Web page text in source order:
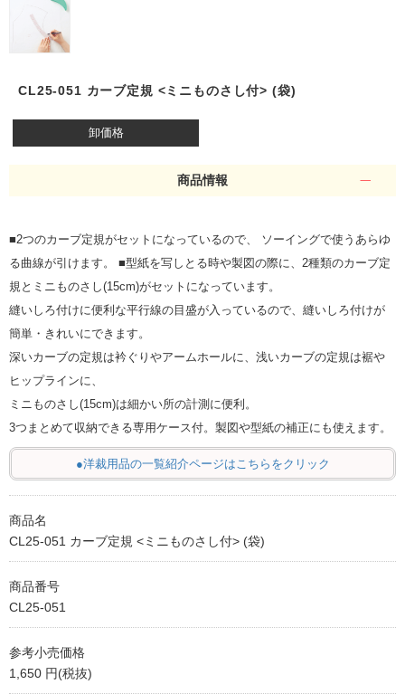
CL25-051 カーブ定規 <ミニものさし付> (袋)
卸価格
商品情報
■2つのカーブ定規がセットになっているので、 ソーイングで使うあらゆ
る曲線が引けます。 ■型紙を写しとる時や製図の際に、2種類のカーブ定
規とミニものさし(15cm)がセットになっています。
縫いしろ付けに便利な平行線の目盛が入っているので、縫いしろ付けが
簡単・きれいにできます。
深いカーブの定規は衿ぐりやアームホールに、浅いカーブの定規は裾や
ヒップラインに、
ミニものさし(15cm)は細かい所の計測に便利。
3つまとめて収納できる専用ケース付。製図や型紙の補正にも使えます。
●洋裁用品の一覧紹介ページはこちらをクリック
商品名
CL25-051 カーブ定規 <ミニものさし付> (袋)
商品番号
CL25-051
参考小売価格
1,650 円(税抜)